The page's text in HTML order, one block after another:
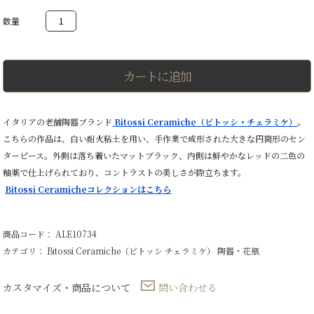
Tribe
ン
ス
×
Φ43cm
個
カートに追加
イタリアの老舗陶器ブランド Bitossi Ceramiche（ビトッシ・チェラミケ）。
こちらの作品は、白い耐火粘土を用い、手作業で成形された大きな円筒形のセン
ターピース。外側は落ち着いたマットブラック、内側は鮮やかなレッドの二色の
釉薬で仕上げられており、コントラストの美しさが際立ちます。
Bitossi Ceramicheコレクションはこちら
商品コード： ALE10734
カテゴリ：Bitossi Ceramiche（ビトッシ チェラミケ） 陶器・花瓶
カスタマイズ・商品について 問い合わせる